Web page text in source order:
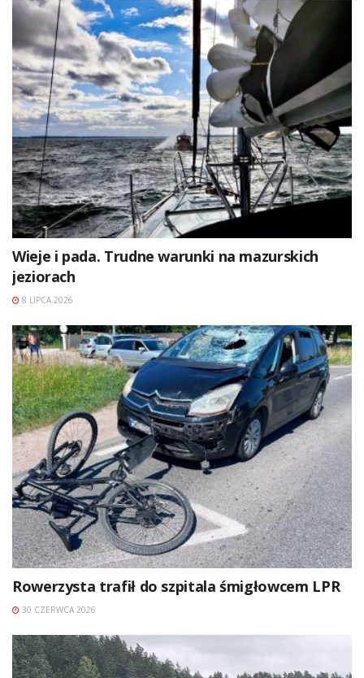
Wieje i pada. Trudne warunki na mazurskich
jeziorach
8 LIPCA 2026
Rowerzysta trafił do szpitala śmigłowcem LPR
30 CZERWCA 2026